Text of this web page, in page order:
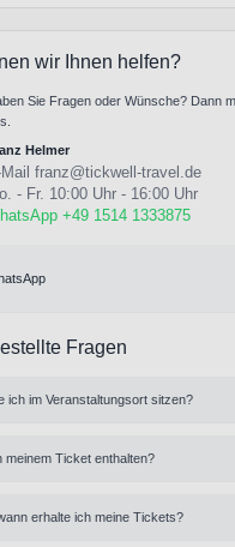
wir Ihnen helfen?
Sie Fragen oder Wünsche? Dann
Helmer
franz@tickwell-travel.de
- Fr. 10:00 Uhr - 16:00 Uhr
+49 1514 1333875
Fragen
ich im Veranstaltungsort sitzen?
meinem Ticket enthalten?
erhalte ich meine Tickets?